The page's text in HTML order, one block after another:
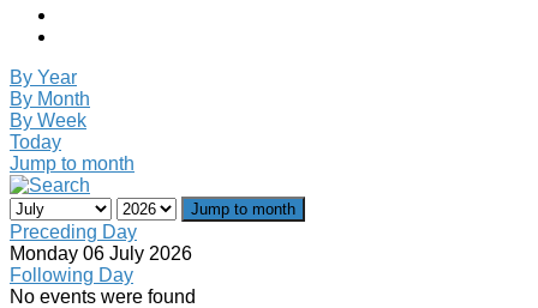
By Year
By Month
By Week
Today
Jump to month
Jump to month
Preceding Day
Monday 06 July 2026
Following Day
No events were found